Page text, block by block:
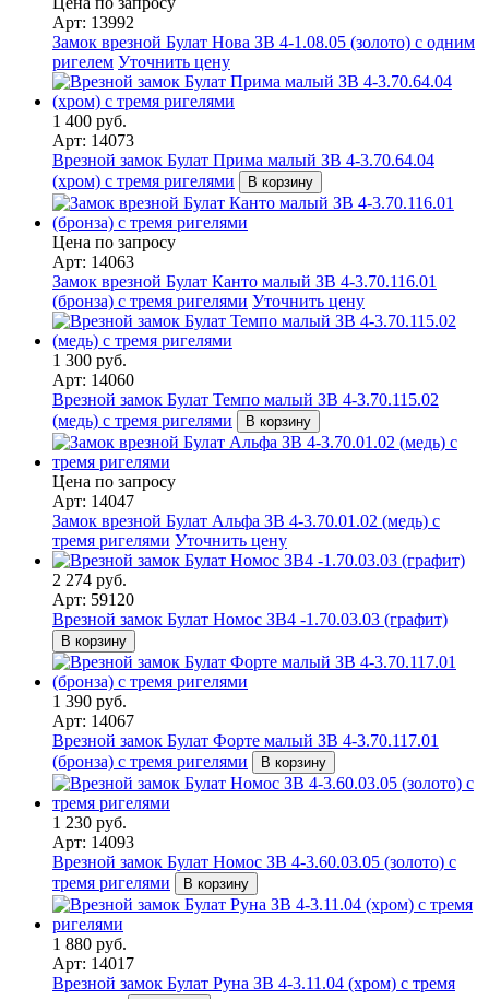
Арт: 13992
Замок врезной Булат Нова ЗВ 4-1.08.05 (золото) с одним
ригелем Уточнить цену
1 400 руб.
Арт: 14073
Врезной замок Булат Прима малый ЗВ 4-3.70.64.04
(хром) с тремя ригелями
В корзину
Цена по запросу
Арт: 14063
Замок врезной Булат Канто малый ЗВ 4-3.70.116.01
(бронза) с тремя ригелями Уточнить цену
1 300 руб.
Арт: 14060
Врезной замок Булат Темпо малый ЗВ 4-3.70.115.02
(медь) с тремя ригелями
В корзину
Цена по запросу
Арт: 14047
Замок врезной Булат Альфа ЗВ 4-3.70.01.02 (медь) с
тремя ригелями Уточнить цену
2 274 руб.
Арт: 59120
Врезной замок Булат Номос ЗВ4 -1.70.03.03 (графит)
В корзину
1 390 руб.
Арт: 14067
Врезной замок Булат Форте малый ЗВ 4-3.70.117.01
(бронза) с тремя ригелями
В корзину
1 230 руб.
Арт: 14093
Врезной замок Булат Номос ЗВ 4-3.60.03.05 (золото) с
тремя ригелями
В корзину
1 880 руб.
Арт: 14017
Врезной замок Булат Руна ЗВ 4-3.11.04 (хром) с тремя